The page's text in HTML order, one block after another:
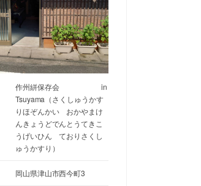
作州絣保存会 in
Tsuyama（さくしゅうかす
りほぞんかい おかやまけ
んきょうどでんとうてきこ
うげいひん ておりさくし
ゅうかすり）
岡山県津山市西今町3